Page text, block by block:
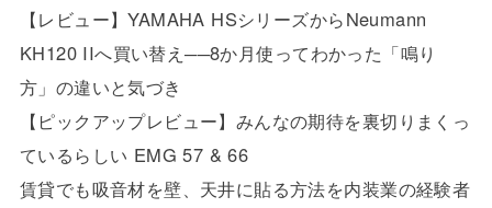
【レビュー】YAMAHA HSシリーズからNeumann
KH120 IIへ買い替え──8か月使ってわかった「鳴り
方」の違いと気づき
【ピックアップレビュー】みんなの期待を裏切りまくっ
ているらしい EMG 57 & 66
賃貸でも吸音材を壁、天井に貼る方法を内装業の経験者